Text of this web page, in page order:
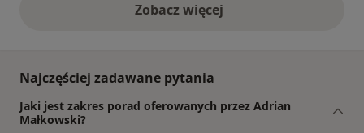
Zobacz więcejopinie powyżej
Najczęściej zadawane pytania
Jaki jest zakres porad oferowanych przez Adrian
Małkowski?